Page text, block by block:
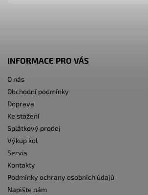
INFORMACE PRO VÁS
O nás
Obchodní podmínky
Doprava
Ke stažení
Splátkový prodej
Výkup kol
Servis
Kontakty
Podmínky ochrany osobních údajů
Napište nám